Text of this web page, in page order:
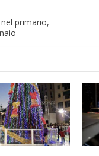
primario,